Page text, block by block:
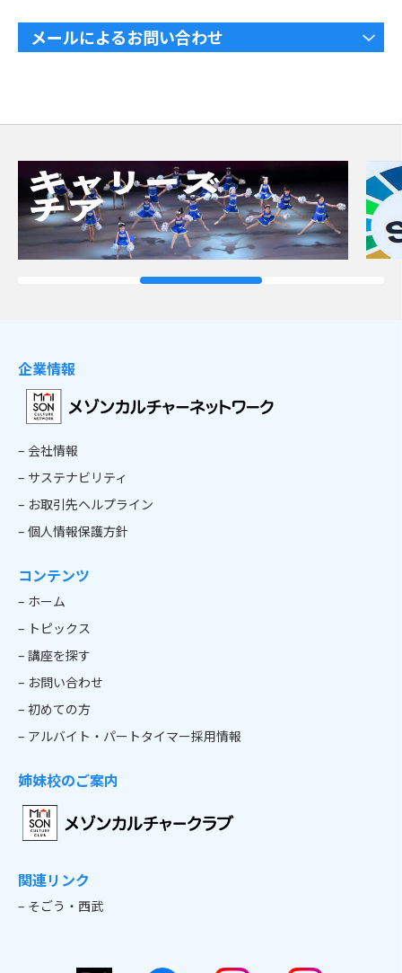
メールによるお問い合わせ
企業情報
– 会社情報
– サステナビリティ
– お取引先ヘルプライン
– 個人情報保護方針
コンテンツ
– ホーム
– トピックス
– 講座を探す
– お問い合わせ
– 初めての方
– アルバイト・パートタイマー採用情報
姉妹校のご案内
関連リンク
– そごう・西武